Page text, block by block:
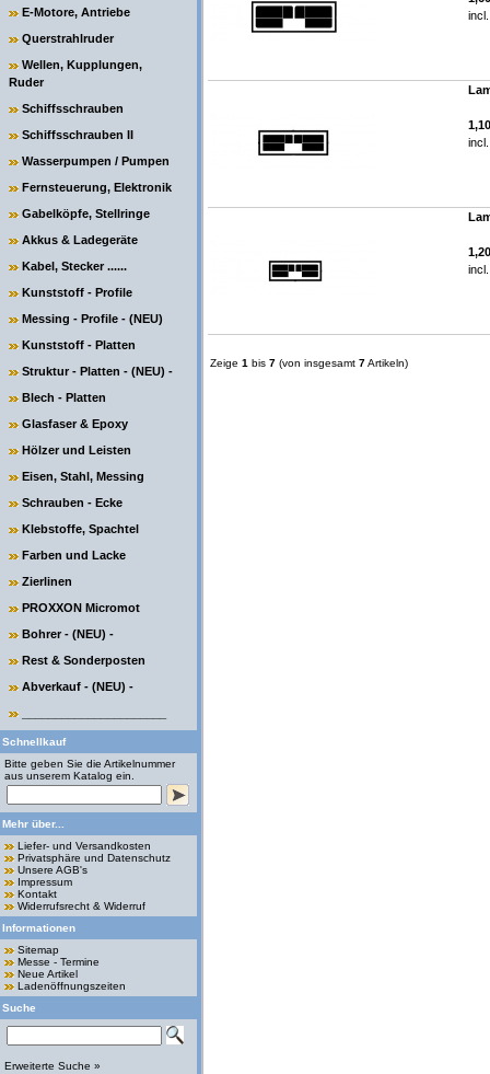
E-Motore, Antriebe
Querstrahlruder
Wellen, Kupplungen,
Ruder
Schiffsschrauben
Schiffsschrauben II
Wasserpumpen / Pumpen
Fernsteuerung, Elektronik
Gabelköpfe, Stellringe
Akkus & Ladegeräte
Kabel, Stecker ......
Kunststoff - Profile
Messing - Profile - (NEU)
Kunststoff - Platten
Struktur - Platten - (NEU) -
Blech - Platten
Glasfaser & Epoxy
Hölzer und Leisten
Eisen, Stahl, Messing
Schrauben - Ecke
Klebstoffe, Spachtel
Farben und Lacke
Zierlinen
PROXXON Micromot
Bohrer - (NEU) -
Rest & Sonderposten
Abverkauf - (NEU) -
Schnellkauf
Bitte geben Sie die Artikelnummer
aus unserem Katalog ein.
Mehr über...
Liefer- und Versandkosten
Privatsphäre und Datenschutz
Unsere AGB's
Impressum
Kontakt
Widerrufsrecht & Widerruf
Informationen
Sitemap
Messe - Termine
Neue Artikel
Ladenöffnungszeiten
Suche
Erweiterte Suche »
Zeige 1 bis 7 (von insgesamt 7Artikeln)